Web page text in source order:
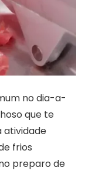
no dia-a-
que te
atividade
frios
preparo de